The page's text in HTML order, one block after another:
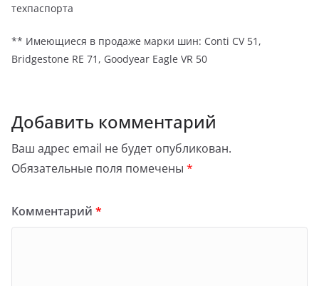
техпаспорта
** Имеющиеся в продаже марки шин: Conti CV 51,
Bridgestone RE 71, Goodyear Eagle VR 50
Добавить комментарий
Ваш адрес email не будет опубликован.
Обязательные поля помечены *
Комментарий *